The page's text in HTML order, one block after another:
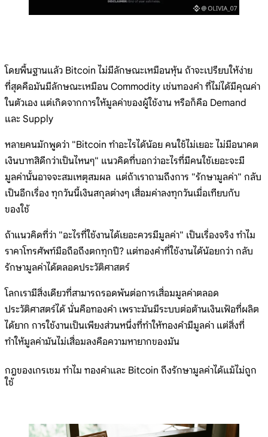
โดยพื้นฐานแล้ว Bitcoin ไม่มีลักษณะเหมือนหุ้น ถ้าจะเปรียบให้ง่าย
ที่สุดคือมันมีลักษณะเหมือน Commodity เช่นทองคำ ที่ไม่ได้มีคุณค่า
ในตัวเอง แต่เกิดจากการให้มูลค่าของผู้ใช้งาน หรือก็คือ Demand
และ Supply
หลายคนมักพูดว่า "Bitcoin ทำอะไรได้น้อย คนใช้ไม่เยอะ ไม่มีอนาคต
เงินบาทสิดีกว่าเป็นไหนๆ" แนวคิดที่บอกว่าอะไรที่มีคนใช้เยอะจะมี
มูลค่านั้นอาจจะสมเหตุสมผล แต่ถ้าเราถามถึงการ "รักษามูลค่า" กลับ
เป็นอีกเรื่อง ทุกวันนี้เงินสกุลต่างๆ เสื่อมค่าลงทุกวันเมื่อเทียบกับ
ของใช้
ถ้าแนวคิดที่ว่า "อะไรที่ใช้งานได้เยอะควรมีมูลค่า" เป็นเรื่องจริง ทำไม
ราคาโทรศัพท์มือถือถึงตกทุกปี? แต่ทองคำที่ใช้งานได้น้อยกว่า กลับ
รักษามูลค่าได้ตลอดประวัติศาสตร์
โลกเรามีสิ่งเดียวที่สามารถรอดพ้นต่อการเสื่อมมูลค่าตลอด
ประวัติศาสตร์ได้ นั่นคือทองคำ เพราะมันมีระบบต่อต้านเงินเฟ้อที่ผลิต
ได้ยาก การใช้งานเป็นเพียงส่วนหนึ่งที่ทำให้ทองคำมีมูลค่า แต่สิ่งที่
ทำให้มูลค่ามันไม่เสื่อมลงคือความหายากของมัน
กฎของเกรเชม ทำไม ทองคำและ Bitcoin ถึงรักษามูลค่าได้แม้ไม่ถูก
ใช้